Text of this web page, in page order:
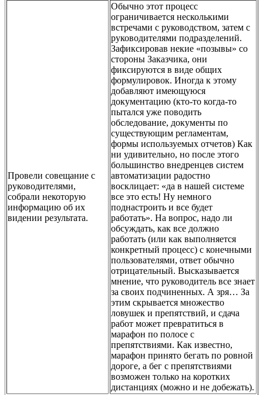
Провели совещание с
руководителями,
собрали некоторую
информацию об их
видении результата.
Обычно этот процесс
ограничивается несколькими
встречами с руководством, затем с
руководителями подразделений.
Зафиксировав некие «позывы» со
стороны Заказчика, они
фиксируются в виде общих
формулировок. Иногда к этому
добавляют имеющуюся
документацию (кто-то когда-то
пытался уже поводить
обследование, документы по
существующим регламентам,
формы используемых отчетов) Как
ни удивительно, но после этого
большинство внедренцев систем
автоматизации радостно
восклицает: «да в нашей системе
все это есть! Ну немного
поднастроить и все будет
работать». На вопрос, надо ли
обсуждать, как все должно
работать (или как выполняется
конкретный процесс) с конечными
пользователями, ответ обычно
отрицательный. Высказывается
мнение, что руководитель все знает
за своих подчиненных. А зря… За
этим скрывается множество
ловушек и препятствий, и сдача
работ может превратиться в
марафон по полосе с
препятствиями. Как известно,
марафон принято бегать по ровной
дороге, а бег с препятствиями
возможен только на коротких
дистанциях (можно и не добежать).